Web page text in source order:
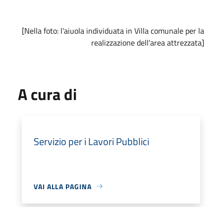
[Nella foto: l'aiuola individuata in Villa comunale per la
realizzazione dell'area attrezzata]
A cura di
Servizio per i Lavori Pubblici
VAI ALLA PAGINA